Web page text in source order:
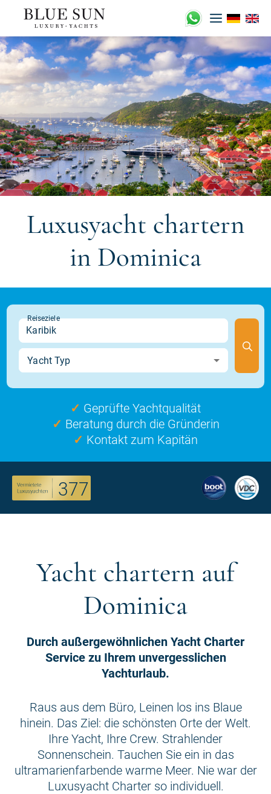
Zum
Inhalt
springen
Luxusyacht chartern
in Dominica
✓ Geprüfte Yachtqualität
✓ Beratung durch die Gründerin
✓ Kontakt zum Kapitän
377
Yacht chartern auf
Dominica
Durch außergewöhnlichen Yacht Charter
Service zu Ihrem unvergesslichen
Yachturlaub.
Raus aus dem Büro, Leinen los ins Blaue
hinein. Das Ziel: die schönsten Orte der Welt.
Ihre Yacht, Ihre Crew. Strahlender
Sonnenschein. Tauchen Sie ein in das
ultramarienfarbende warme Meer. Nie war der
Luxusyacht Charter so individuell.